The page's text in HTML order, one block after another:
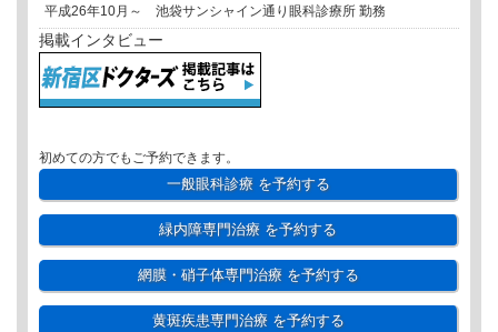
平成26年10月～ 池袋サンシャイン通り眼科診療所 勤務
掲載インタビュー
初めての方でもご予約できます。
一般眼科診療を予約する
緑内障専門治療 を予約する
網膜・硝子体専門治療を予約する
黄斑疾患専門治療を予約する